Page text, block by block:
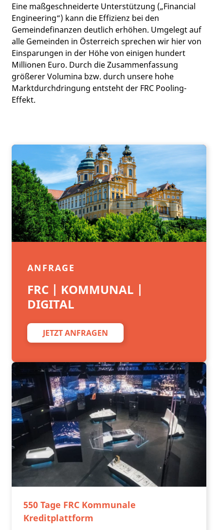
Eine maßgeschneiderte Unterstützung („Financial
Engineering“) kann die Effizienz bei den
Gemeindefinanzen deutlich erhöhen. Umgelegt auf
alle Gemeinden in Österreich sprechen wir hier von
Einsparungen in der Höhe von einigen hundert
Millionen Euro. Durch die Zusammenfassung
größerer Volumina bzw. durch unsere hohe
Marktdurchdringung entsteht der FRC Pooling-
Effekt.
ANFRAGE
FRC | KOMMUNAL |
DIGITAL
JETZT ANFRAGEN
550 Tage FRC Kommunale
Kreditplattform